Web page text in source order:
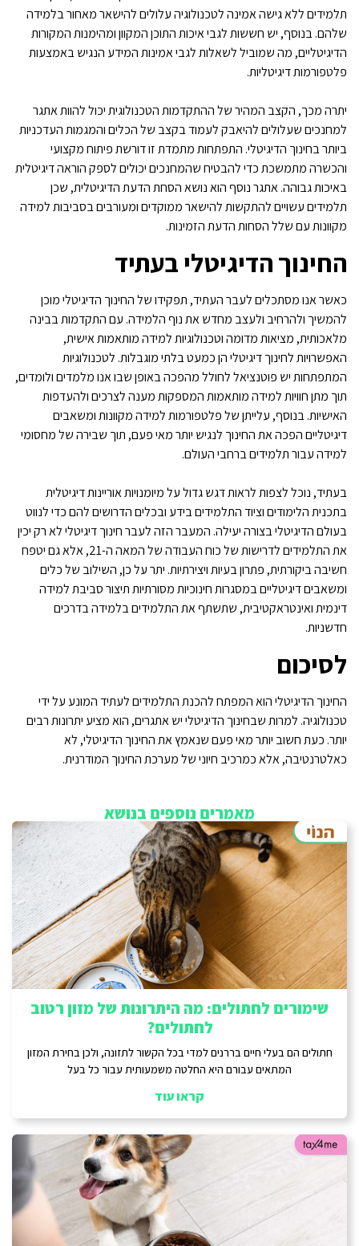
תלמידים ללא גישה אמינה לטכנולוגיה עלולים להישאר מאחור בלמידה
שלהם. בנוסף, יש חששות לגבי איכות התוכן המקוון ומהימנות המקורות
הדיגיטליים, מה שמוביל לשאלות לגבי אמינות המידע הנגיש באמצעות
פלטפורמות דיגיטליות.
יתרה מכך, הקצב המהיר של ההתקדמות הטכנולוגית יכול להוות אתגר
למחנכים שעלולים להיאבק לעמוד בקצב של הכלים והמגמות העדכניות
ביותר בחינוך הדיגיטלי. התפתחות מתמדת זו דורשת פיתוח מקצועי
והכשרה מתמשכת כדי להבטיח שהמחנכים יכולים לספק הוראה דיגיטלית
באיכות גבוהה. אתגר נוסף הוא נושא הסחת הדעת הדיגיטלית, שכן
תלמידים עשויים להתקשות להישאר ממוקדים ומעורבים בסביבות למידה
מקוונות עם שלל הסחות הדעת הזמינות.
החינוך הדיגיטלי בעתיד
כאשר אנו מסתכלים לעבר העתיד, תפקידו של החינוך הדיגיטלי מוכן
להמשיך ולהרחיב ולעצב מחדש את נוף הלמידה. עם התקדמות בבינה
מלאכותית, מציאות מדומה וטכנולוגיות למידה מותאמות אישית,
האפשרויות לחינוך דיגיטלי הן כמעט בלתי מוגבלות. לטכנולוגיות
המתפתחות יש פוטנציאל לחולל מהפכה באופן שבו אנו מלמדים ולומדים,
תוך מתן חוויות למידה מותאמות המספקות מענה לצרכים ולהעדפות
האישיות. בנוסף, עלייתן של פלטפורמות למידה מקוונות ומשאבים
דיגיטליים הפכה את החינוך לנגיש יותר מאי פעם, תוך שבירה של מחסומי
למידה עבור תלמידים ברחבי העולם.
בעתיד, נוכל לצפות לראות דגש גדול על מיומנויות אוריינות דיגיטלית
בתכנית הלימודים וציוד התלמידים בידע ובכלים הדרושים להם כדי לנווט
בעולם הדיגיטלי בצורה יעילה. המעבר הזה לעבר חינוך דיגיטלי לא רק יכין
את התלמידים לדרישות של כוח העבודה של המאה ה-21, אלא גם יטפח
חשיבה ביקורתית, פתרון בעיות ויצירתיות. יתר על כן, השילוב של כלים
ומשאבים דיגיטליים במסגרות חינוכיות מסורתיות תיצור סביבת למידה
דינמית ואינטראקטיבית, שתשתף את התלמידים בלמידה בדרכים
חדשניות.
לסיכום
החינוך הדיגיטלי הוא המפתח להכנת התלמידים לעתיד המונע על ידי
טכנולוגיה. למרות שבחינוך הדיגיטלי יש אתגרים, הוא מציע יתרונות רבים
יותר. כעת חשוב יותר מאי פעם שנאמץ את החינוך הדיגיטלי, לא
כאלטרנטיבה, אלא כמרכיב חיוני של מערכת החינוך המודרנית.
מאמרים נוספים בנושא
שימורים לחתולים: מה היתרונות של מזון רטוב
לחתולים?
חתולים הם בעלי חיים בררנים למדי בכל הקשור לתזונה, ולכן בחירת המזון
המתאים עבורם היא החלטה משמעותית עבור כל בעל
קראו עוד